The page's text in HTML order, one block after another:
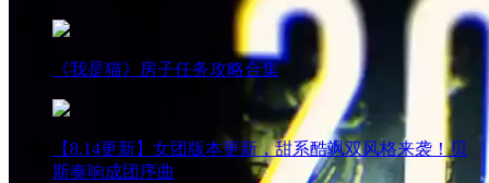
《我是猫》房子任务攻略合集
【8.14更新】女团版本更新，甜系酷飒双风格来袭！贝
斯奏响成团序曲